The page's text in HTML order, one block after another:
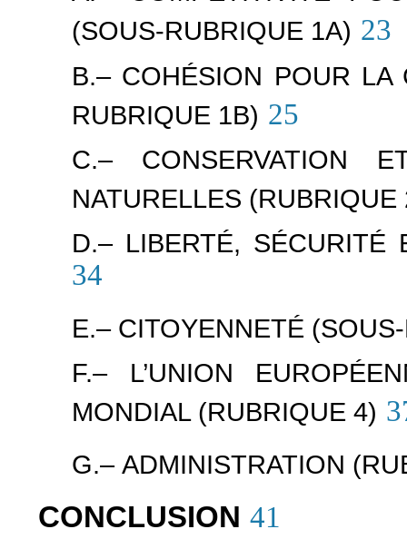
(SOUS-RUBRIQUE 1A) 23
B.– COHÉSION POUR LA
RUBRIQUE 1B) 25
C.– CONSERVATION
NATURELLES (RUBRIQUE
D.– LIBERTÉ, SÉCURITÉ
34
E.– CITOYENNETÉ
F.– L’UNION
MONDIAL (RUBRIQUE 4)
G.– ADMINISTRATION
CONCLUSION 41